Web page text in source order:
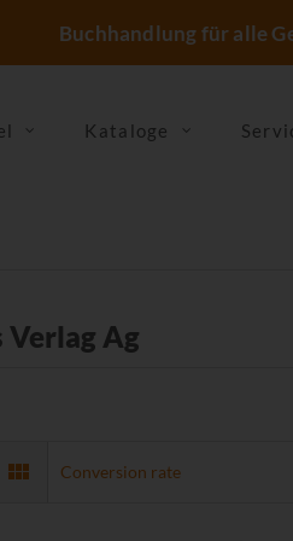
Buchhandlung für alle
Kataloge
Verlag Ag